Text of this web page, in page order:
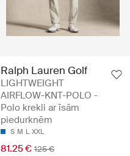
Ralph Lauren Golf
LIGHTWEIGHT
AIRFLOW-KNT-POLO -
Polo krekli ar īsām
piedurknēm
S M L XXL
81.25 € 125 €